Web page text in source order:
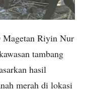
Riyin Nur
tambang
hasil
merah di lokasi